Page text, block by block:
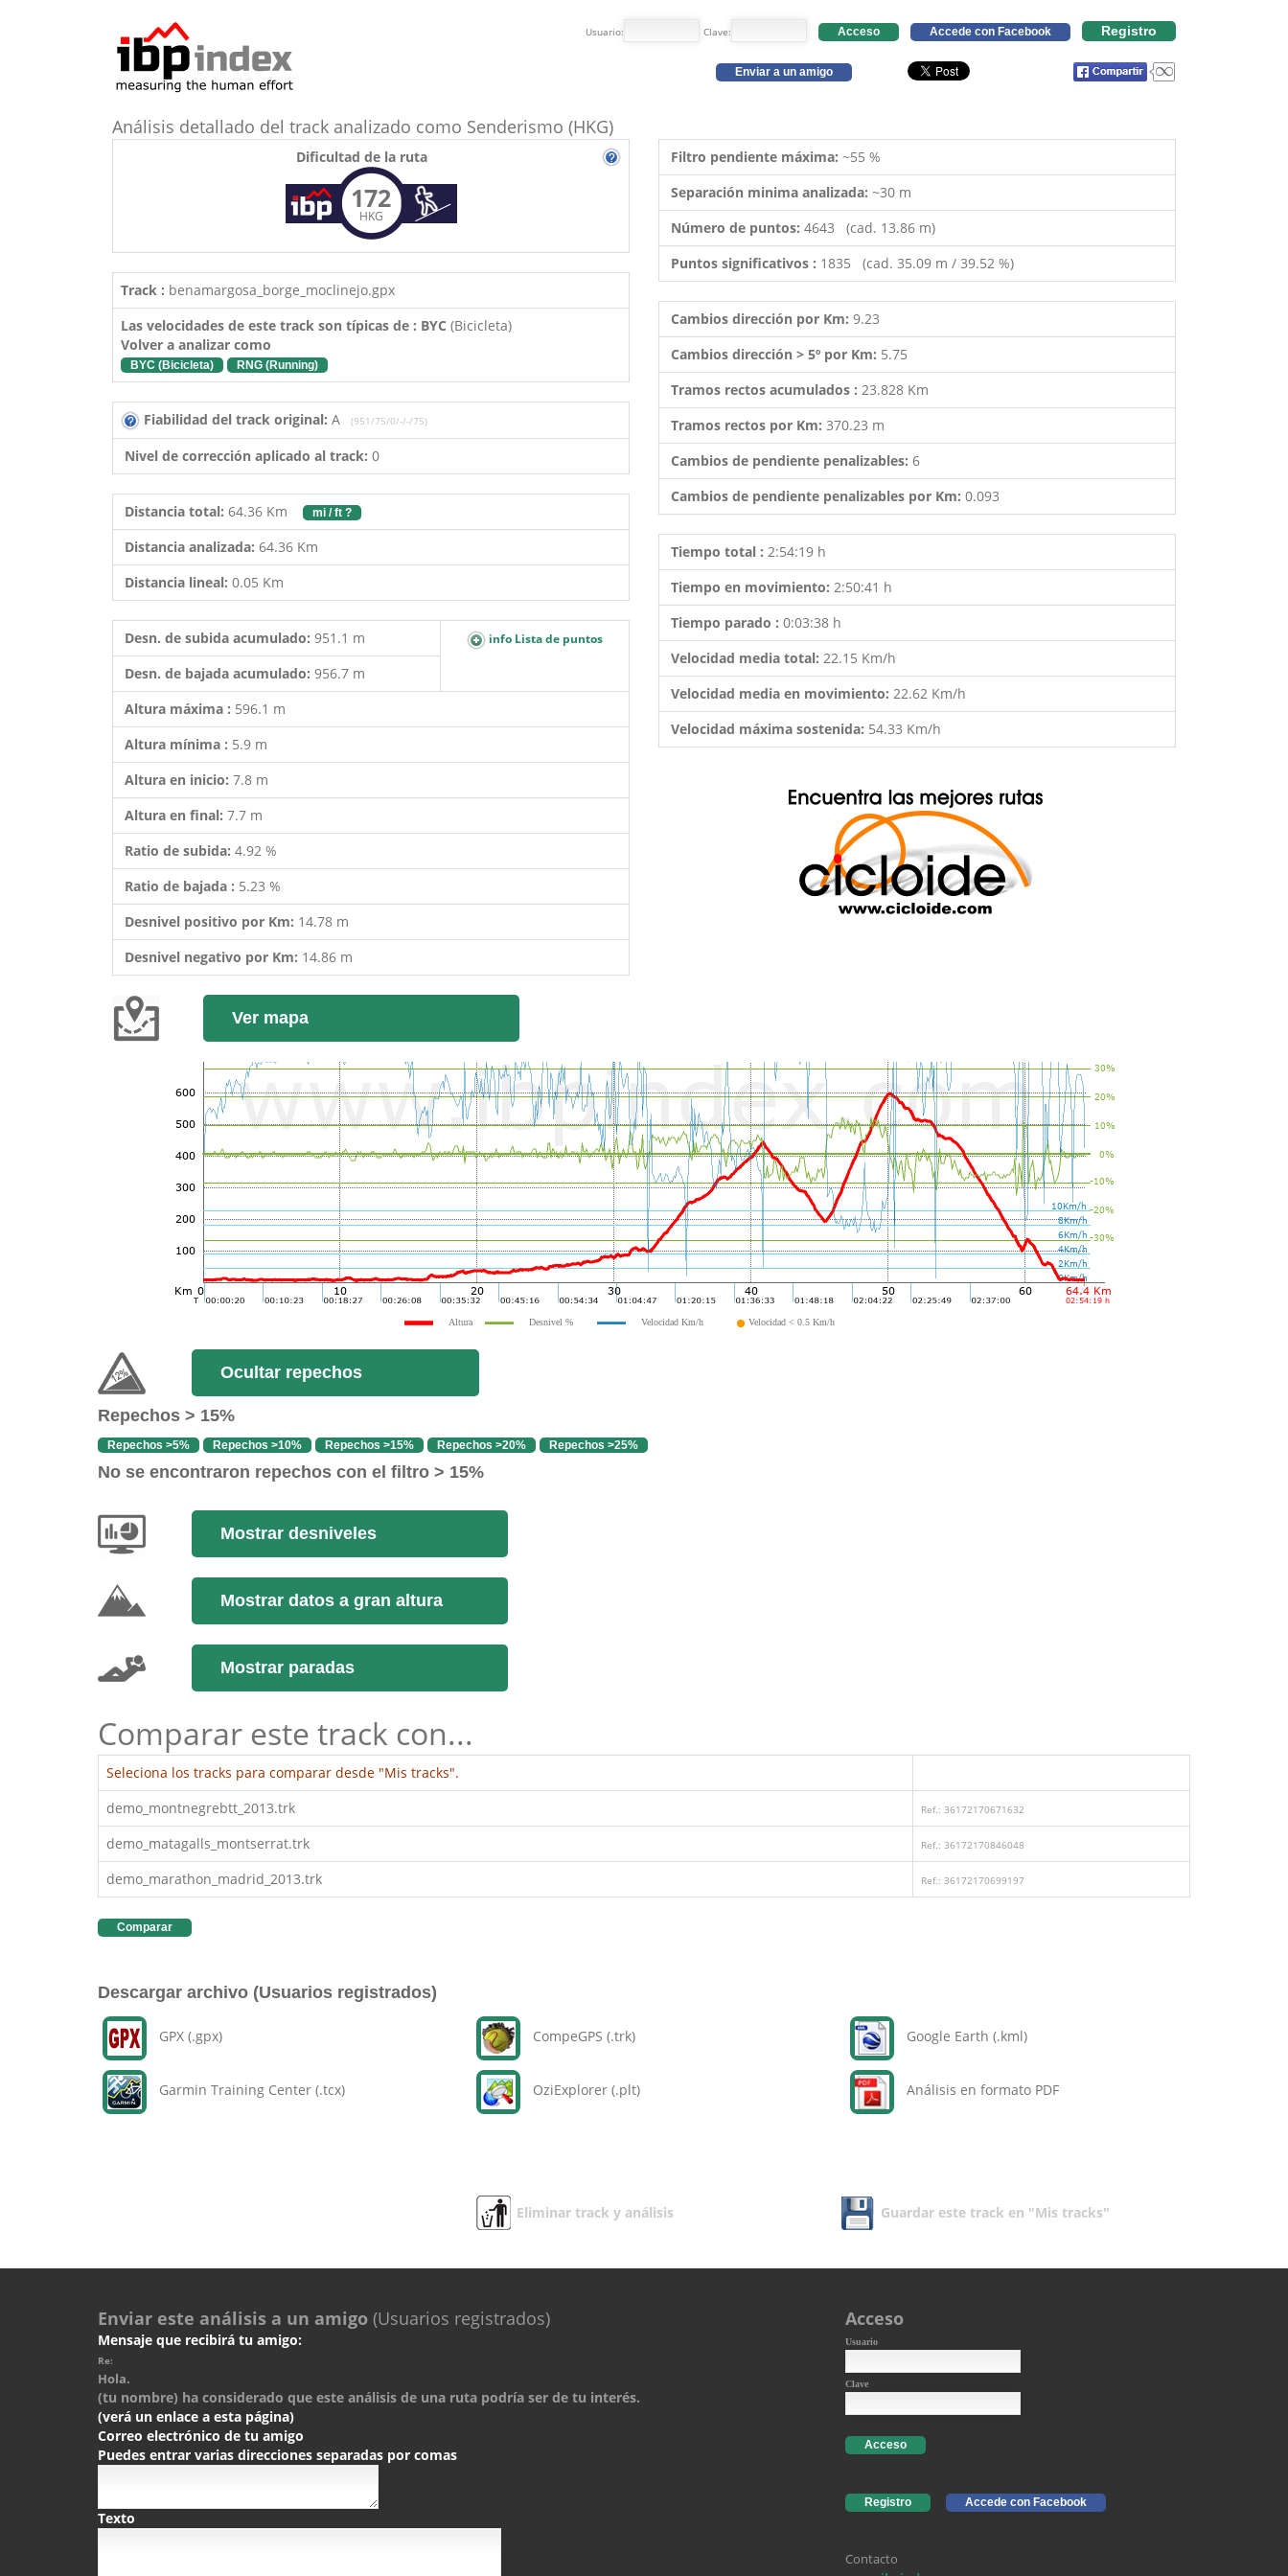
Usuario: Clave: Acceso Accede con Facebook Registro
Enviar a un amigo
Análisis detallado del track analizado como Senderismo (HKG)
Dificultad de la ruta
172
HKG
Track : benamargosa_borge_moclinejo.gpx
Las velocidades de este track son típicas de : BYC (Bicicleta)
Volver a analizar como
BYC (Bicicleta) RNG (Running)
Fiabilidad del track original: A (951/75/0/-/-/75)
Nivel de corrección aplicado al track: 0
Distancia total: 64.36 Km mi / ft ?
Distancia analizada: 64.36 Km
Distancia lineal: 0.05 Km
Desn. de subida acumulado: 951.1 m info Lista de puntos
Desn. de bajada acumulado: 956.7 m
Altura máxima : 596.1 m
Altura mínima : 5.9 m
Altura en inicio: 7.8 m
Altura en final: 7.7 m
Ratio de subida: 4.92 %
Ratio de bajada : 5.23 %
Desnivel positivo por Km: 14.78 m
Desnivel negativo por Km: 14.86 m
Filtro pendiente máxima: ~55 %
Separación minima analizada: ~30 m
Número de puntos: 4643 (cad. 13.86 m)
Puntos significativos : 1835 (cad. 35.09 m / 39.52 %)
Cambios dirección por Km: 9.23
Cambios dirección > 5º por Km: 5.75
Tramos rectos acumulados : 23.828 Km
Tramos rectos por Km: 370.23 m
Cambios de pendiente penalizables: 6
Cambios de pendiente penalizables por Km: 0.093
Tiempo total : 2:54:19 h
Tiempo en movimiento: 2:50:41 h
Tiempo parado : 0:03:38 h
Velocidad media total: 22.15 Km/h
Velocidad media en movimiento: 22.62 Km/h
Velocidad máxima sostenida: 54.33 Km/h
Ver mapa
Altura Desnivel % Velocidad Km/h Velocidad < 0.5 Km/h
Ocultar repechos
Repechos > 15%
Repechos >5% Repechos >10% Repechos >15% Repechos >20% Repechos >25%
No se encontraron repechos con el filtro > 15%
Mostrar desniveles
Mostrar datos a gran altura
Mostrar paradas
Comparar este track con...
Seleciona los tracks para comparar desde "Mis tracks".
demo_montnegrebtt_2013.trk
Ref.: 36172170671632
demo_matagalls_montserrat.trk Ref.: 36172170846048
demo_marathon_madrid_2013.trk Ref.: 36172170699197
Comparar
Descargar archivo (Usuarios registrados)
GPX (.gpx)
Garmin Training Center (.tcx)
CompeGPS (.trk)
OziExplorer (.plt)
Google Earth (.kml)
Análisis en formato PDF
Eliminar track y análisis Guardar este track en "Mis tracks"
Enviar este análisis a un amigo (Usuarios registrados)
Mensaje que recibirá tu amigo:
Re:
Hola.
(tu nombre) ha considerado que este análisis de una ruta podría ser de tu interés.
(verá un enlace a esta página)
Correo electrónico de tu amigo
Puedes entrar varias direcciones separadas por comas
Texto
Acceso
Usuario
Clave
Acceso
Registro Accede con Facebook
Contacto